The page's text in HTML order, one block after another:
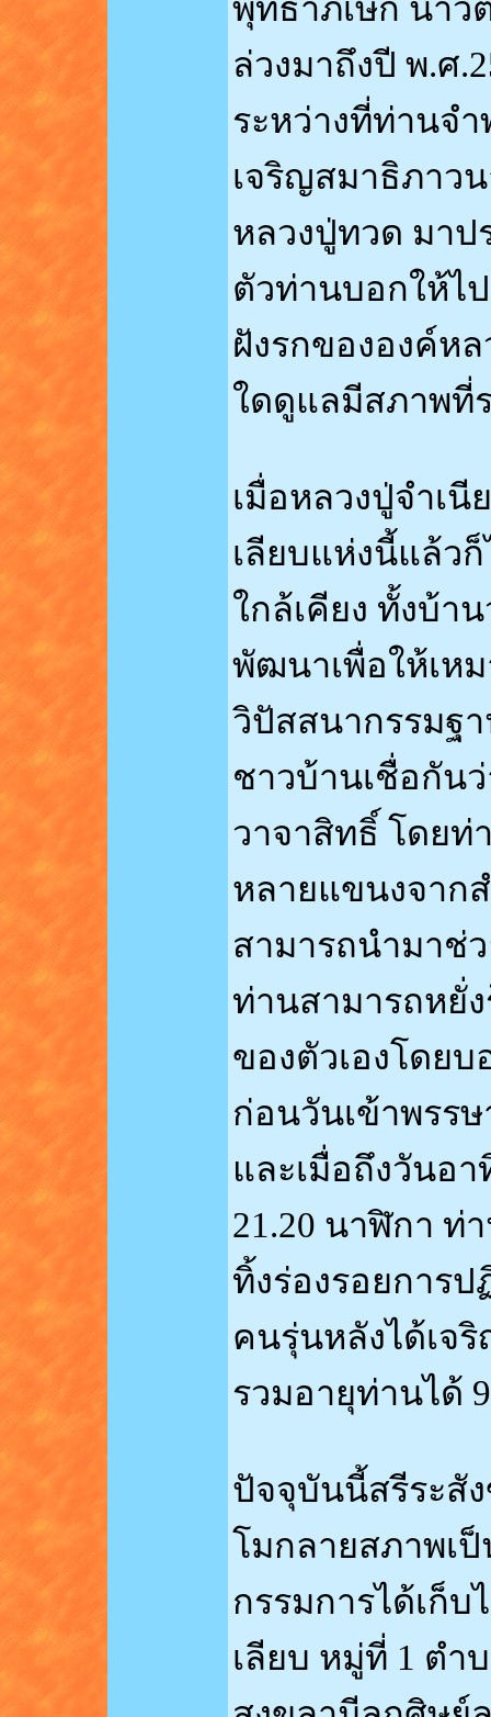
พุทธาภิเษก นำวั
ล่วงมาถึงปี พ.ศ
ระหว่างที่ท่านจ
เจริญสมาธิภาว
หลวงปู่ทวด มา
ตัวท่านบอกให้ไ
ฝังรกขององค์ห
ใดดูแลมีสภาพที่
เมื่อหลวงปู่จำเ
เลียบแห่งนี้แล้ว
ใกล้เคียง ทั้งบ้า
พัฒนาเพื่อให้เห
วิปัสสนากรรมฐ
ชาวบ้านเชื่อกัน
วาจาสิทธิ์ โดย
หลายแขนงจาก
สามารถนำมาช่
ท่านสามารถหยั่
ของตัวเองโดย
ก่อนวันเข้าพรร
และเมื่อถึงวันอา
21.20 นาฬิกา ท่
ทิ้งร่องรอยการ
คนรุ่นหลังได้เจ
รวมอายุท่านได้
ปัจจุบันนี้สรีระสั
โมกลายสภาพเ
กรรมการได้เก็
เลียบ หมู่ที่ 1 ตำ